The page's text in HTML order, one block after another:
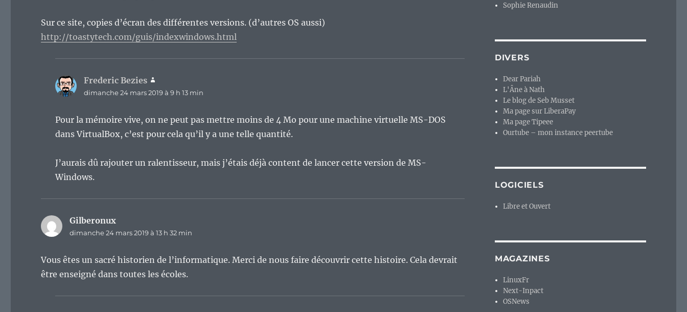
Sur ce site, copies d’écran des différentes versions. (d’autres OS aussi)
http://toastytech.com/guis/indexwindows.html
Frederic Bezies
dimanche 24 mars 2019 à 9 h 13 min
Pour la mémoire vive, on ne peut pas mettre moins de 4 Mo pour une machine virtuelle MS-DOS
dans VirtualBox, c’est pour cela qu’il y a une telle quantité.
J’aurais dû rajouter un ralentisseur, mais j’étais déjà content de lancer cette version de MS-
Windows.
Gilberonux
dimanche 24 mars 2019 à 13 h 32 min
Vous êtes un sacré historien de l’informatique. Merci de nous faire découvrir cette histoire. Cela devrait
être enseigné dans toutes les écoles.
Sophie Renaudin
DIVERS
Dear Pariah
L'Âne à Nath
Le blog de Seb Musset
Ma page sur LiberaPay
Ma page Tipeee
Ourtube – mon instance peertube
LOGICIELS
Libre et Ouvert
MAGAZINES
LinuxFr
Next-Inpact
OSNews